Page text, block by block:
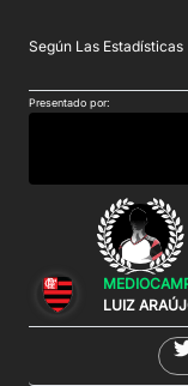
Según Las Estadísticas
Presentado por:
LUIZ